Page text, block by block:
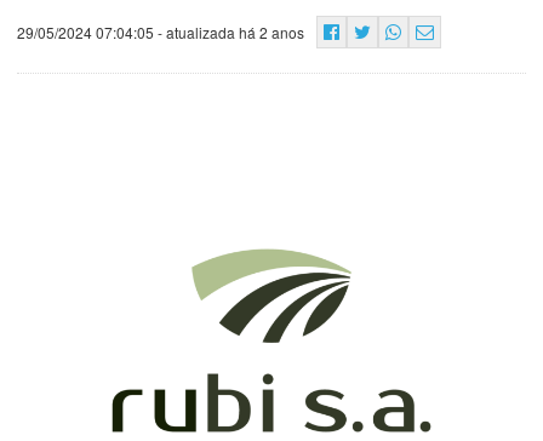
29/05/2024 07:04:05 - atualizada há 2 anos